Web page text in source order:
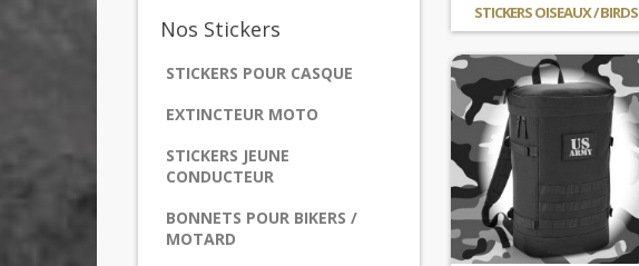
Nos Stickers
STICKERS POUR CASQUE
EXTINCTEUR MOTO
STICKERS JEUNE
CONDUCTEUR
BONNETS POUR BIKERS /
MOTARD
STICKERS OISEAUX / BIRDS